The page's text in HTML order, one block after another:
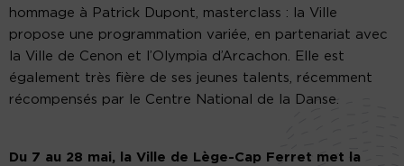
hommage à Patrick Dupont, masterclass : la Ville
propose une programmation variée, en partenariat avec
la Ville de Cenon et l’Olympia d’Arcachon. Elle est
également très fière de ses jeunes talents, récemment
récompensés par le Centre National de la Danse.
Du 7 au 28 mai, la Ville de Lège-Cap Ferret met la